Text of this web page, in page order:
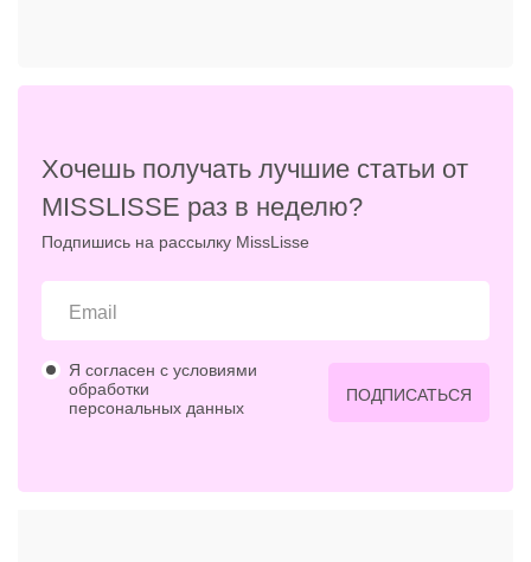
Хочешь получать лучшие статьи от
MISSLISSE раз в неделю?
Подпишись на рассылку MissLisse
Я согласен с условиями
обработки
персональных данных
ПОДПИСАТЬСЯ